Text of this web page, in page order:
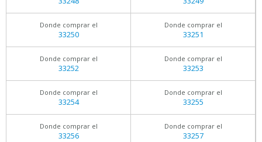
Donde comprar el
33250
Donde comprar el
33251
Donde comprar el
33252
Donde comprar el
33253
Donde comprar el
33254
Donde comprar el
33255
Donde comprar el
33256
Donde comprar el
33257